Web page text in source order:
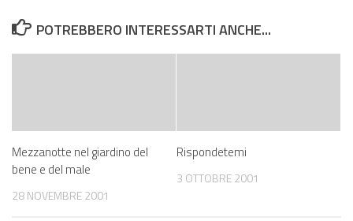
POTREBBERO INTERESSARTI ANCHE...
Mezzanotte nel giardino del
bene e del male
28 NOVEMBRE 2001
Rispondetemi
3 OTTOBRE 2001